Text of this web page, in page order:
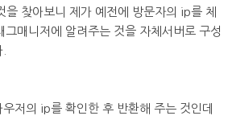
을 찾아보니 제가 예전에 방문자의 ip를 체
매니저에 알려주는 것을 자체서버로 구성
저의 ip를 확인한 후 반환해 주는 것인데